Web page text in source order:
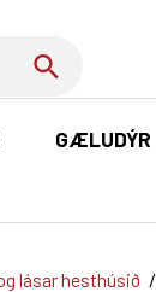
GÆLUDÝR
lásar hesthúsið /